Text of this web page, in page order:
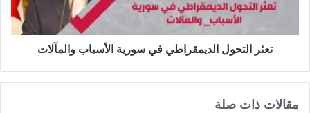
تعثر التحول الديمقراطي في سورية الأسباب والمآلات
مقالات ذات صلة